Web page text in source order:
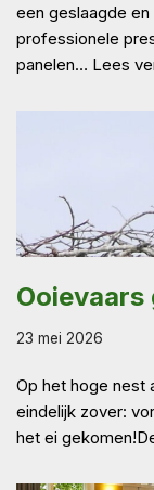
een geslaagde
professionele
panelen… Lees
Ooievaars
23 mei 2026
Op het hoge nest
eindelijk zover:
het ei